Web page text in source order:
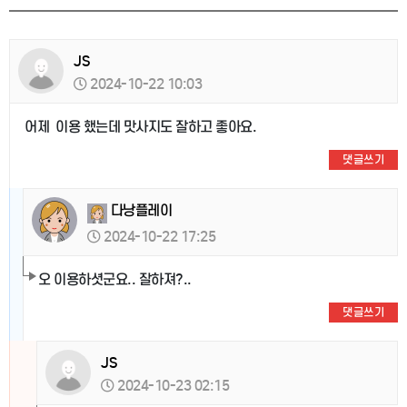
JS
2024-10-22 10:03
어제 이용 했는데 맛사지도 잘하고 좋아요.
댓글쓰기
다낭플레이
2024-10-22 17:25
오 이용하셧군요.. 잘하져?..
댓글쓰기
JS
2024-10-23 02:15